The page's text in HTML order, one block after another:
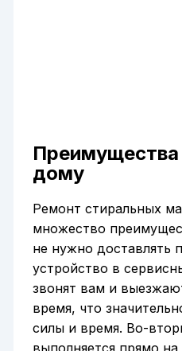
дому
Ремонт стиральных
множество
не нужно доставлять
устройство в
звонят вам и
время, что
силы и время. Во-